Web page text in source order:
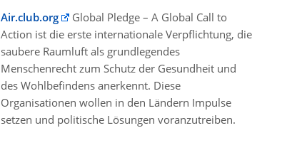
Air.club.org
Global Pledge – A Global Call to
Action ist die erste internationale Verpflichtung, die
saubere Raumluft als grundlegendes
Menschenrecht zum Schutz der Gesundheit und
des Wohlbefindens anerkennt. Diese
Organisationen wollen in den Ländern Impulse
setzen und politische Lösungen voranzutreiben.